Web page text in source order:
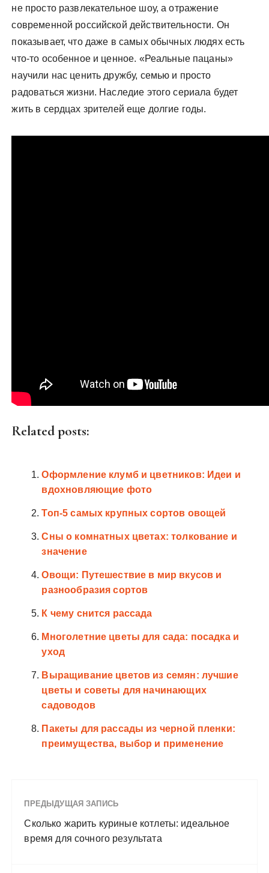
не просто развлекательное шоу, а отражение
современной российской действительности. Он
показывает, что даже в самых обычных людях есть
что-то особенное и ценное. «Реальные пацаны»
научили нас ценить дружбу, семью и просто
радоваться жизни. Наследие этого сериала будет
жить в сердцах зрителей еще долгие годы.
Related posts:
Оформление клумб и цветников: Идеи и
вдохновляющие фото
Топ-5 самых крупных сортов овощей
Сны о комнатных цветах: толкование и
значение
Овощи: Путешествие в мир вкусов и
разнообразия сортов
К чему снится рассада
Многолетние цветы для сада: посадка и
уход
Выращивание цветов из семян: лучшие
цветы и советы для начинающих
садоводов
Пакеты для рассады из черной пленки:
преимущества, выбор и применение
ПРЕДЫДУЩАЯ ЗАПИСЬ
Сколько жарить куриные котлеты: идеальное
время для сочного результата